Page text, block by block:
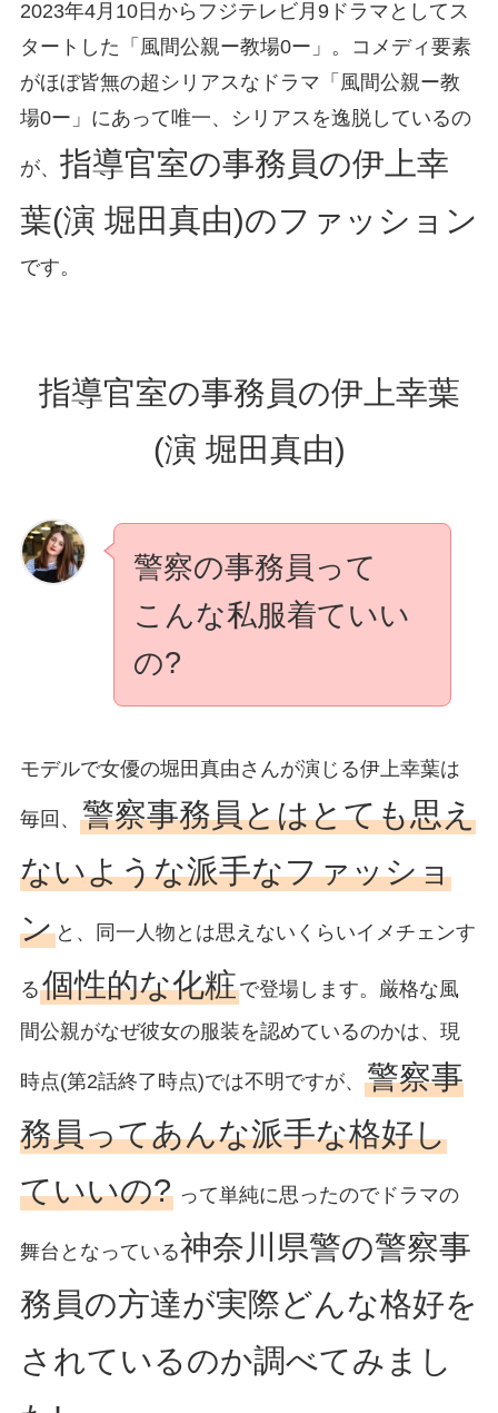
2023年4月10日からフジテレビ月9ドラマとしてス
タートした「風間公親ー教場0ー」。コメディ要素
がほぼ皆無の超シリアスなドラマ「風間公親ー教
場0ー」にあって唯一、シリアスを逸脱しているの
が、 指導官室の事務員の伊上幸
葉(演 堀田真由)のファッション
です。
指導官室の事務員の伊上幸葉
(演 堀田真由)
警察の事務員って
こんな私服着ていい
の?
モデルで女優の堀田真由さんが演じる伊上幸葉は
毎回、 警察事務員とはとても思え
ないような派手なファッショ
ンと、同一人物とは思えないくらいイメチェンす
る個性的な化粧で登場します。厳格な風
間公親がなぜ彼女の服装を認めているのかは、現
時点(第2話終了時点)では不明ですが、 警察事
務員ってあんな派手な格好し
ていいの?って単純に思ったのでドラマの
舞台となっている神奈川県警の警察事
務員の方達が実際どんな格好を
されているのか調べてみまし